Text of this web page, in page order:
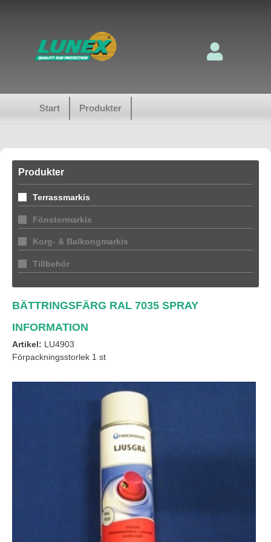
Start Produkter
Produkter
Terrassmarkis
Fönstermarkis
Korg- & Balkongmarkis
Tillbehör
BÄTTRINGSFÄRG RAL 7035 SPRAY
INFORMATION
Artikel: LU4903
Förpackningsstorlek 1 st